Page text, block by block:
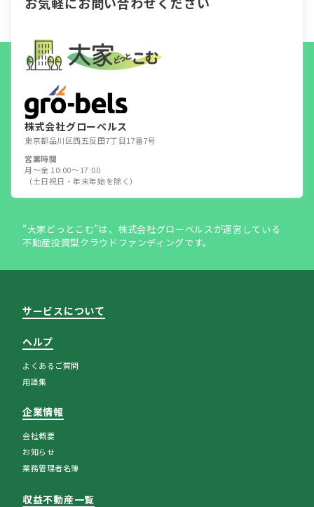
株式会社グローベルス
東京都品川区西五反田7丁目17番7号
営業時間
月～金 10:00～17:00
（土日祝日・年末年始を除く）
"大家どっとこむ”は、株式会社グローベルスが運営している
不動産投資型クラウドファンディングです。
サービスについて
ヘルプ
よくあるご質問
用語集
企業情報
会社概要
お知らせ
業務管理者名簿
収益不動産一覧